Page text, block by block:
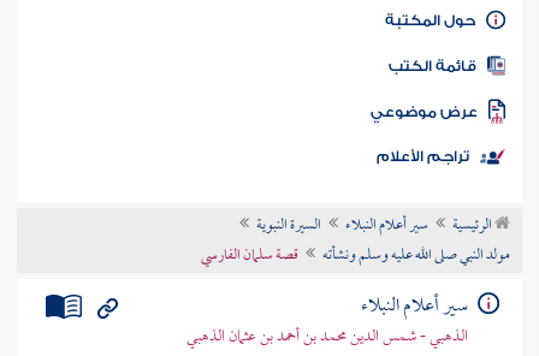
كتاب الأمة
المكتبة
الكتب
موضوعي
تراجم الأعلام
الرئيسية سير أعلام النبلاء
السيرة النبوية
مولد النبي صلى الله عليه وسلم ونشأته
قصة سلمان الفارسي
سير أعلام النبلاء
الذهبي - شمس الدين محمد بن أحمد بن عثمان الذهبي